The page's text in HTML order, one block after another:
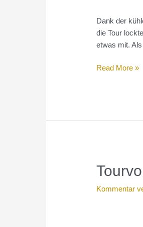
Dank der
die Tour
etwas mit.
Gwächtenhorn
Read More »
Kommentar